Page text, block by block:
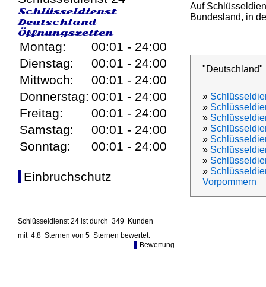
Schlüsseldienst
Deutschland
Öffnungszeiten
Montag:
00:01 - 24:00
Dienstag:
00:01 - 24:00
Mittwoch:
00:01 - 24:00
Donnerstag: 00:01 - 24:00
Freitag:
00:01 - 24:00
Samstag:
00:01 - 24:00
Sonntag:
00:01 - 24:00
Einbruchschutz
Schlüsseldienst 24 ist durch 349 Kunden
mit 4.8 Sternen von 5 Sternen bewertet.
Bewertung
Auf
Bundesland, in
"Deutschland"
»
»
»
»
»
»
»
»
Vorpommern